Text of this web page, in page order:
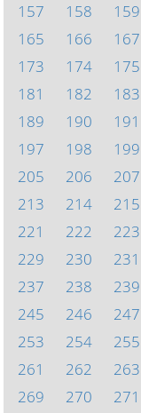
157
158 159
165
166 167
173
174 175
181
182 183
189
190 191
197
198 199
205
206 207
213
214 215
221
222 223
229
230 231
237
238 239
245
246 247
253
254 255
261
262 263
269
270 271